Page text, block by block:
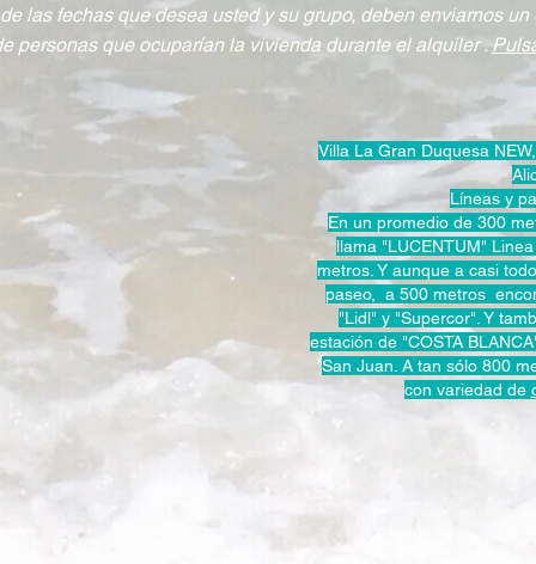
las fechas que desea usted y su grupo, deben enviarnos
personas que ocuparían la vivienda durante el alquiler .
Villa La Gran Duquesa
Líneas y
En un promedio de 300
llama "LUCENTUM"
metros. Y aunque a casi
paseo, a 500 metros
"Lidl" y "Supercor". Y
estación de "COSTA
San Juan. A tan sólo 800
con variedad de